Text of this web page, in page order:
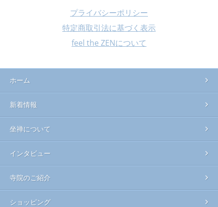
プライバシーポリシー
特定商取引法に基づく表示
feel the ZENについて
ホーム
新着情報
坐禅について
インタビュー
寺院のご紹介
ショッピング